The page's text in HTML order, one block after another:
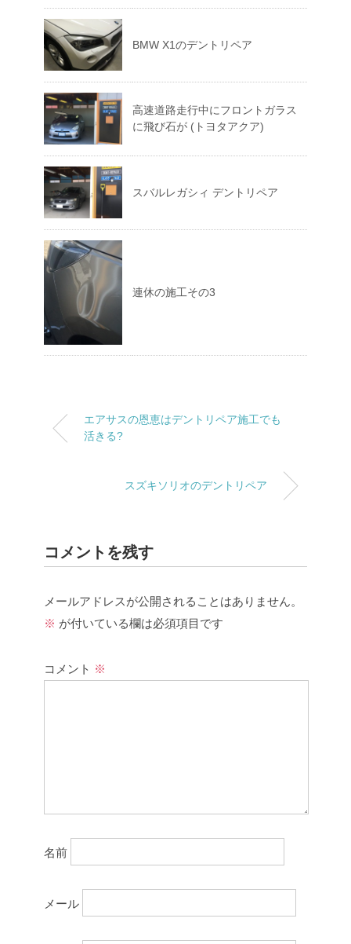
BMW X1のデントリペア
高速道路走行中にフロントガラス
に飛び石が (トヨタアクア)
スバルレガシィ デントリペア
連休の施工その3
エアサスの恩恵はデントリペア施工でも
活きる?
スズキソリオのデントリペア
コメントを残す
メールアドレスが公開されることはありません。
※ が付いている欄は必須項目です
コメント ※
名前
メール